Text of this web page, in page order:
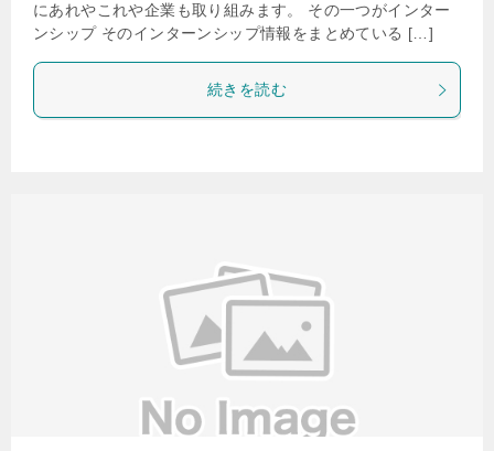
にあれやこれや企業も取り組みます。 その一つがインター
ンシップ そのインターンシップ情報をまとめている […]
続きを読む